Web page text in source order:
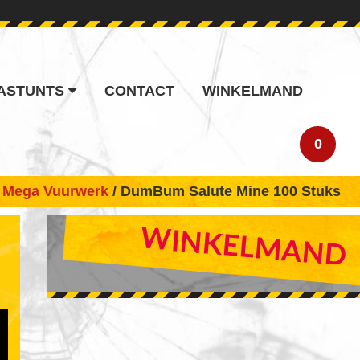
CONTACT WINKELMAND
0
Mega Vuurwerk / DumBum Salute Mine 100 Stuks
PRIMARY
SIDEBAR WINKELMAND